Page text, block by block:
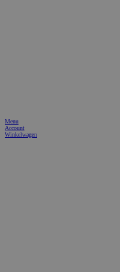
Menu
Account
Winkelwagen